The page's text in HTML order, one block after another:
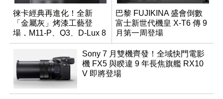
徠卡經典再進化！全新
「金屬灰」烤漆工藝登
場，M11-P、Q3、D-Lux 8
領銜換裝
巴黎 FUJIKINA 盛會倒數
富士新世代機皇 X-T6 傳 9
月第一周登場
Sony 7 月雙機齊發！全域快門電影
機 FX5 與睽違 9 年長焦旗艦 RX10
V 即將登場